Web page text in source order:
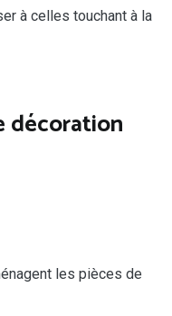
à celles touchant à la
décoration
les pièces de